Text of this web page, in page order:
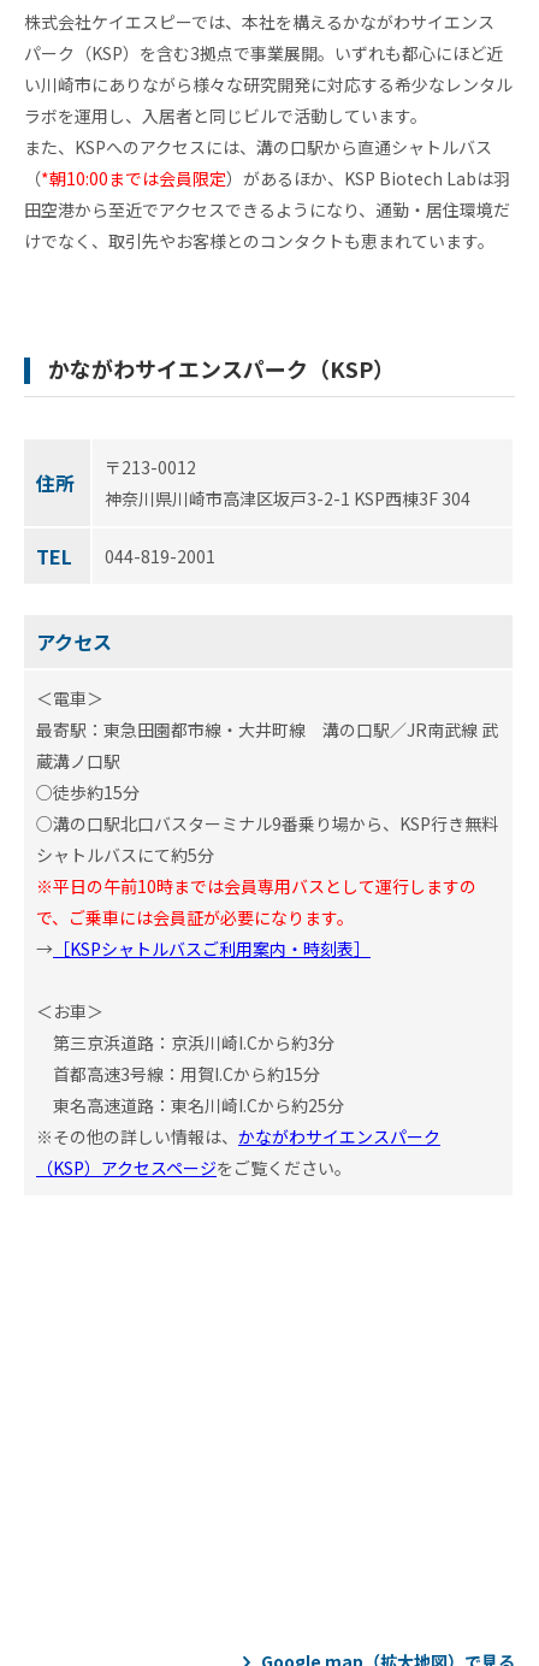
要
グ
ロー
バル
ト
ワー
ク
株式
ゆみ
動
オ
フィ
ス/
ラボ
投資
ファ
ビジ
ネス
マッ
チン
グ
ビジ
ネス
株式会社ケイエスピーでは、本社を構えるかながわサイエンス
パーク（KSP）を含む3拠点で事業展開。いずれも都心にほど近
い川崎市にありながら様々な研究開発に対応する希少なレンタル
ラボを運用し、入居者と同じビルで活動しています。
また、KSPへのアクセスには、溝の口駅から直通シャトルバス
（*朝10:00までは会員限定）があるほか、KSP Biotech Labは羽
田空港から至近でアクセスできるようになり、通勤・居住環境だ
けでなく、取引先やお客様とのコンタクトも恵まれています。
かながわサイエンスパーク（KSP）
住所
〒213-0012
神奈川県川崎市高津区坂戸3-2-1 KSP西棟3F 304
TEL 044-819-2001
アクセス
＜電車＞
最寄駅：東急田園都市線・大井町線 溝の口駅／JR南武線 武
蔵溝ノ口駅
○徒歩約15分
○溝の口駅北口バスターミナル9番乗り場から、KSP行き無料
シャトルバスにて約5分
※平日の午前10時までは会員専用バスとして運行しますの
で、ご乗車には会員証が必要になります。
→ ［KSPシャトルバスご利用案内・時刻表］
＜お車＞
第三京浜道路：京浜川崎I.Cから約3分
首都高速3号線：用賀I.Cから約15分
東名高速道路：東名川崎I.Cから約25分
※その他の詳しい情報は、 かながわサイエンスパーク
（KSP）アクセスページをご覧ください。
Google map（拡大地図）で見る